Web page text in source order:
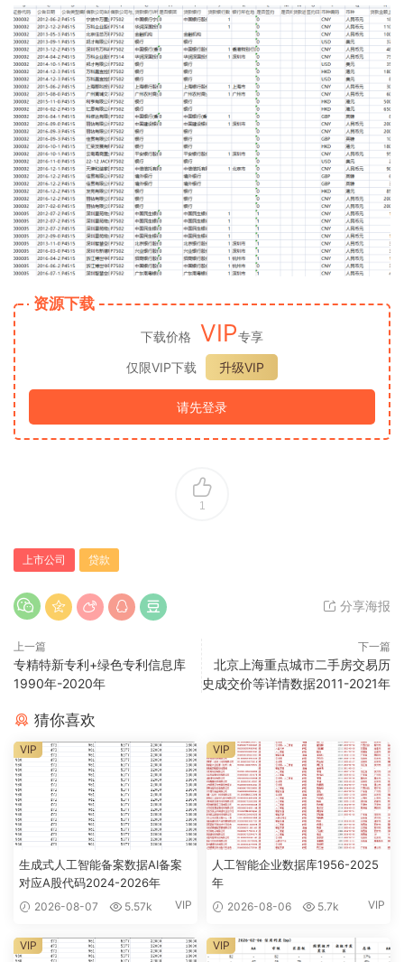
资源下载
下载价格 VIP专享
仅限VIP下载
升级VIP
请先登录
1
上市公司 贷款
分享海报
上一篇
专精特新专利+绿色专利信息库
1990年-2020年
下一篇
北京上海重点城市二手房交易历
史成交价等详情数据2011-2021年
猜你喜欢
生成式人工智能备案数据AI备案
对应A股代码2024-2026年
2026-08-07 5.57k VIP
VIP
人工智能企业数据库1956-2025
年
2026-08-06 5.7k VIP
VIP
VIP VIP